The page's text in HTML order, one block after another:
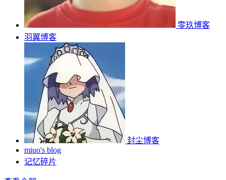
零玖博客
羽翼博客
封尘博客
miuo's blog
记忆碎片